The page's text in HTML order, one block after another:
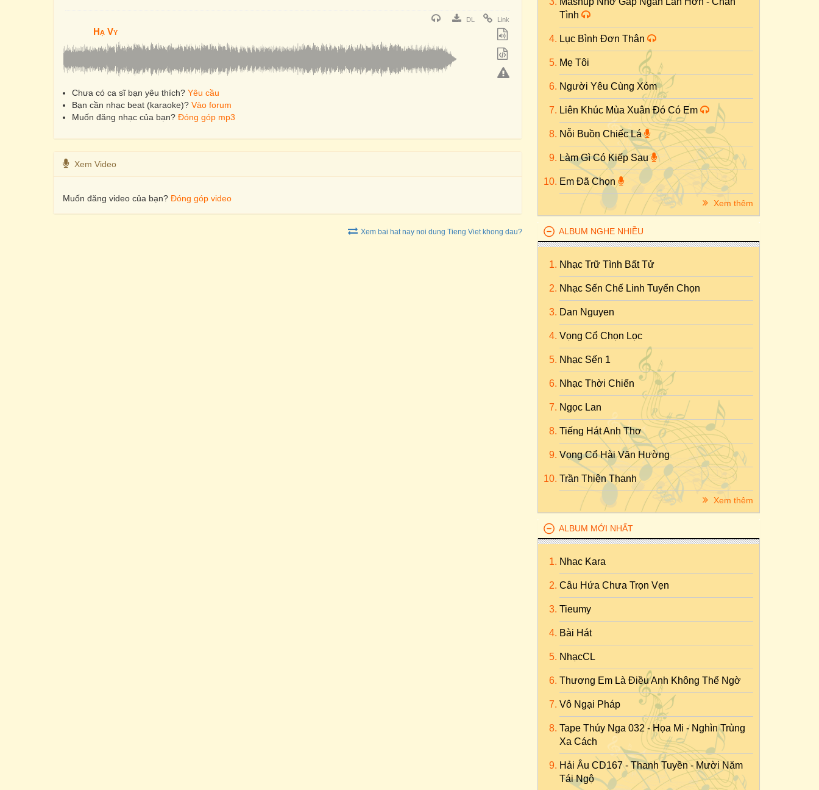
DL Link
Hạ Vy
Chưa có ca sĩ bạn yêu thích? Yêu cầu
Bạn cần nhạc beat (karaoke)? Vào forum
Muốn đăng nhạc của bạn? Đóng góp mp3
Xem Video
Muốn đăng video của bạn? Đóng góp video
Xem bai hat nay noi dung Tieng Viet khong dau?
Tình
Lục Bình Đơn Thân
Mẹ Tôi
Người Yêu Cùng Xóm
Liên Khúc Mùa Xuân Đó Có Em
Nỗi Buồn Chiếc Lá
Làm Gì Có Kiếp Sau
Em Đã Chọn
Xem thêm
ALBUM NGHE NHIỀU
Nhạc Trữ Tình Bất Tử
Nhạc Sến Chế Linh Tuyển Chọn
Dan Nguyen
Vọng Cổ Chọn Lọc
Nhạc Sến 1
Nhạc Thời Chiến
Ngọc Lan
Tiếng Hát Anh Thơ
Vọng Cổ Hài Văn Hường
Trần Thiện Thanh
Xem thêm
ALBUM MỚI NHẤT
Nhac Kara
Câu Hứa Chưa Trọn Vẹn
Tieumy
Bài Hát
NhạcCL
Thương Em Là Điều Anh Không Thể Ngờ
Vô Ngại Pháp
Tape Thúy Nga 032 - Họa Mi - Nghìn Trùng
Xa Cách
Hải Âu CD167 - Thanh Tuyền - Mười Năm
Tái Ngộ